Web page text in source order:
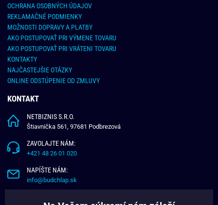
OCHRANA OSOBNÝCH ÚDAJOV
REKLAMAČNÉ PODMIENKY
MOŽNOSTI DOPRAVY A PLATBY
AKO POSTUPOVAŤ PRI VÝMENE TOVARU
AKO POSTUPOVAŤ PRI VRÁTENI TOVARU
KONTAKTY
NAJČASTEJŠIE OTÁZKY
ONLINE ODSTÚPENIE OD ZMLUVY
KONTAKT
NETBIZNIS S.R.O.
Štiavnička 561, 97681 Podbrezová
ZAVOLAJTE NÁM:
+421 48 26 01 020
NAPÍŠTE NÁM:
info@budchlap.sk